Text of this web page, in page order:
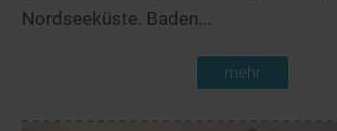
Nordseeküste. Baden...
mehr